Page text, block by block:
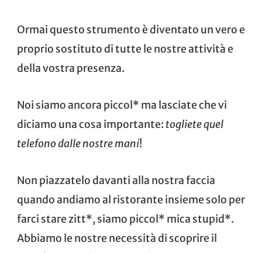
Ormai questo strumento è diventato un vero e
proprio sostituto di tutte le nostre attività e
della vostra presenza.
Noi siamo ancora piccol* ma lasciate che vi
diciamo una cosa importante: togliete quel
telefono dalle nostre mani!
Non piazzatelo davanti alla nostra faccia
quando andiamo al ristorante insieme solo per
farci stare zitt*, siamo piccol* mica stupid*.
Abbiamo le nostre necessità di scoprire il